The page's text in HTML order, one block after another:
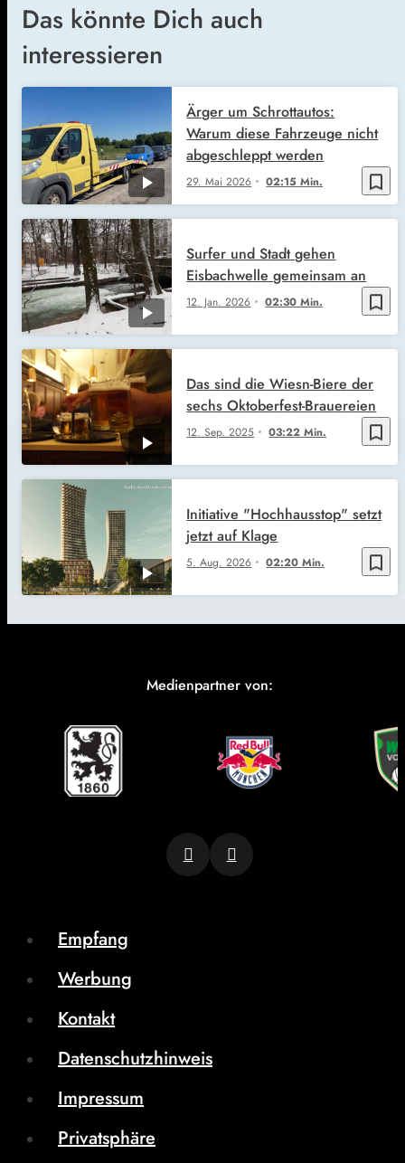
Das könnte Dich auch
interessieren
bookmark_border
29. Mai 2026 02:15 Min.
Ärger um Schrottautos:
Warum diese Fahrzeuge nicht
abgeschleppt werden
bookmark_border
12. Jan. 2026 02:30 Min.
Surfer und Stadt gehen
Eisbachwelle gemeinsam an
bookmark_border
12. Sep. 2025 03:22 Min.
Das sind die Wiesn-Biere der
sechs Oktoberfest-Brauereien
bookmark_border
5. Aug. 2026 02:20 Min.
Initiative "Hochhausstop" setzt
jetzt auf Klage
Medienpartner von:
Empfang
Werbung
Kontakt
Datenschutzhinweis
Impressum
Privatsphäre